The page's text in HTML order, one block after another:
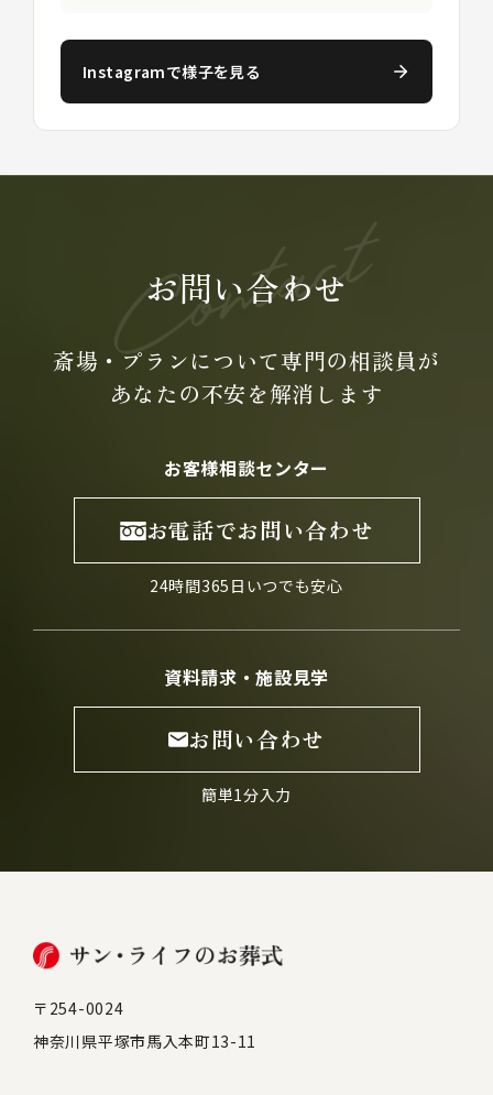
Instagramで様子を見る
お問い合わせ
斎場・プランについて専門の相談員が
あなたの不安を解消します
お客様相談センター
お電話でお問い合わせ
24時間365日いつでも安心
資料請求・施設見学
お問い合わせ
簡単1分入力
〒254-0024
神奈川県平塚市馬入本町13-11